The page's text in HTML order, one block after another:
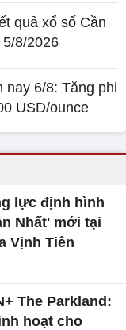
quả xổ số Cần
8/2026
nay 6/8: Tăng phi
USD/ounce
lực định hình
Nhất' mới tại
Vịnh Tiên
The Parkland:
hoạt cho